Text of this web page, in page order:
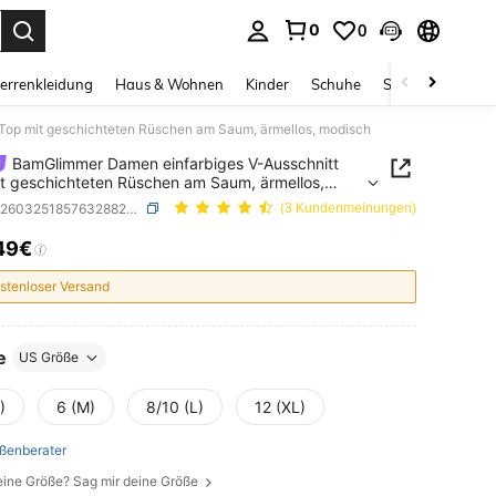
0 0
Haus & Wohnen Kinder Schuhe Schmuck &
mit geschichteten Rüschen am Saum, ärmellos, modisch
BamGlimmer Damen einfarbiges V-Ausschnitt
geschichteten Rüschen am Saum, ärmellos,
SKU: sz260325185763288236189 (3 Kundenmeinungen)
AND AVAILABILITY
Versand
US Größe
6 (M) 8/10 (L) 12 (XL)
Größe? Sag mir deine Größe